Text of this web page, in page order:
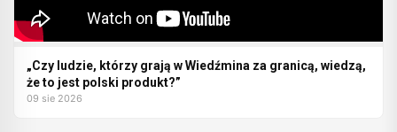
„Czy ludzie, którzy grają w Wiedźmina za granicą, wiedzą,
że to jest polski produkt?”
09 sie 2026